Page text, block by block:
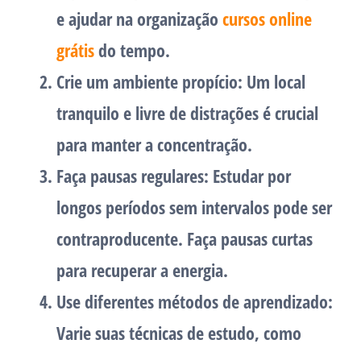
e ajudar na organização cursos online
grátisdo tempo.
Crie um ambiente propício: Um local
tranquilo e livre de distrações é crucial
para manter a concentração.
Faça pausas regulares: Estudar por
longos períodos sem intervalos pode ser
contraproducente. Faça pausas curtas
para recuperar a energia.
Use diferentes métodos de aprendizado:
Varie suas técnicas de estudo, como